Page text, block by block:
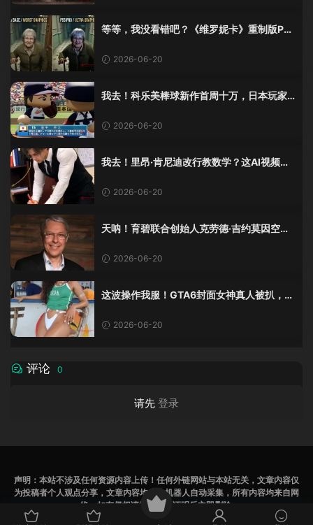
等等，我没看错吧？《维罗妮卡》重制版PS
2026-06-20
我去！科乐美棒球新作首周十万，日本玩家
2026-06-20
我去！里昂·肯尼迪改行教数学？这AI视频全
2026-06-20
天呐！育碧联合创始人克劳德·吉约莫因空难
2026-06-20
这波操作我服！GTA6封面女神真人被扒，网
2026-06-20
评论 0
请先 登录
声明：本站不涉及任何资源内容上传！任何外链网站与本站无关，文章内容仅
为投稿者个人观点分享，文章内容均来为机器人自动采集，所有内容均来自网
络，如有侵权请提供相关证明后立即删除